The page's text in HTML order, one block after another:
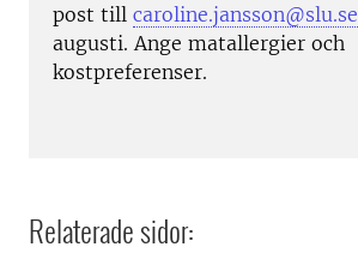
post till caroline.jansson@slu.se
augusti. Ange matallergier och
kostpreferenser.
Relaterade sidor: